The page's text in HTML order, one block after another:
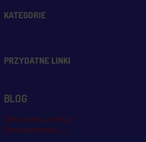
KATEGORIE
PRZYDATNE LINKI
BLOG
Blog, nowości, artykuły
Blog msalamon.pl →